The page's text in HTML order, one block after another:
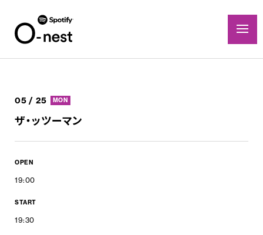
05 / 25 MON
ザ・ッツーマン
OPEN
19:00
START
19:30